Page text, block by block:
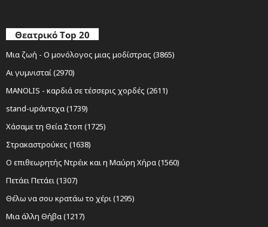
Θεατρικό Top 20
Μια ζωή - Ο μονόλογος μιας μοδίστρας (3865)
Αι γυμνισταί (2970)
MANOLIS - καρδιά σε τέσσερις χορδές (2611)
stand-upάντεχα (1739)
Χάσαμε τη Θεία Στοπ (1725)
Στρακαστρούκες (1638)
Ο επιθεωρητής Ντρέικ και η Μαύρη Χήρα (1560)
Πετάει Πετάει (1307)
Θέλω να σου κρατάω το χέρι (1295)
Μια άλλη Θήβα (1217)